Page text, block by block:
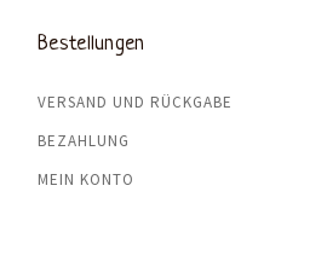
Bestellungen
VERSAND UND RÜCKGABE
BEZAHLUNG
MEIN KONTO